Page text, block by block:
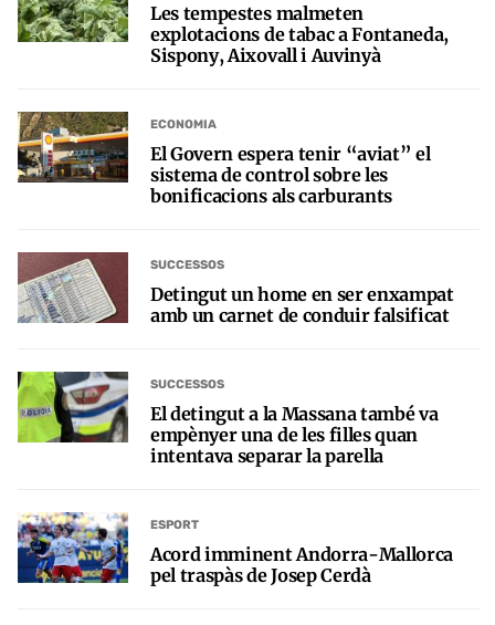
Les tempestes malmeten
explotacions de tabac a Fontaneda,
Sispony, Aixovall i Auvinyà
ECONOMIA
El Govern espera tenir “aviat” el
sistema de control sobre les
bonificacions als carburants
SUCCESSOS
Detingut un home en ser enxampat
amb un carnet de conduir falsificat
SUCCESSOS
El detingut a la Massana també va
empènyer una de les filles quan
intentava separar la parella
ESPORT
Acord imminent Andorra-Mallorca
pel traspàs de Josep Cerdà